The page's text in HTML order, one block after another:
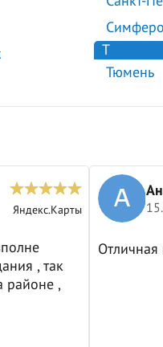
Т
Тюмень
Яндекс.Карты
, так
районе ,